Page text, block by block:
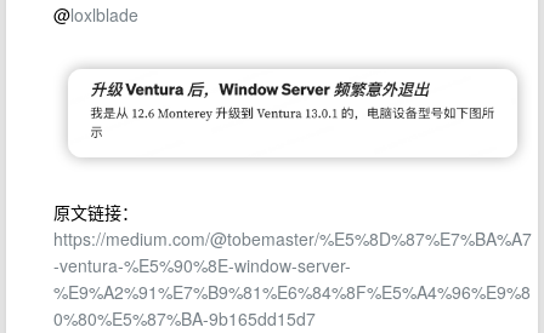
@loxlblade
原文链接：
https://medium.com/@tobemaster/%E5%8D%87%E7%BA%A7
-ventura-%E5%90%8E-window-server-
%E9%A2%91%E7%B9%81%E6%84%8F%E5%A4%96%E9%8
0%80%E5%87%BA-9b165dd15d7